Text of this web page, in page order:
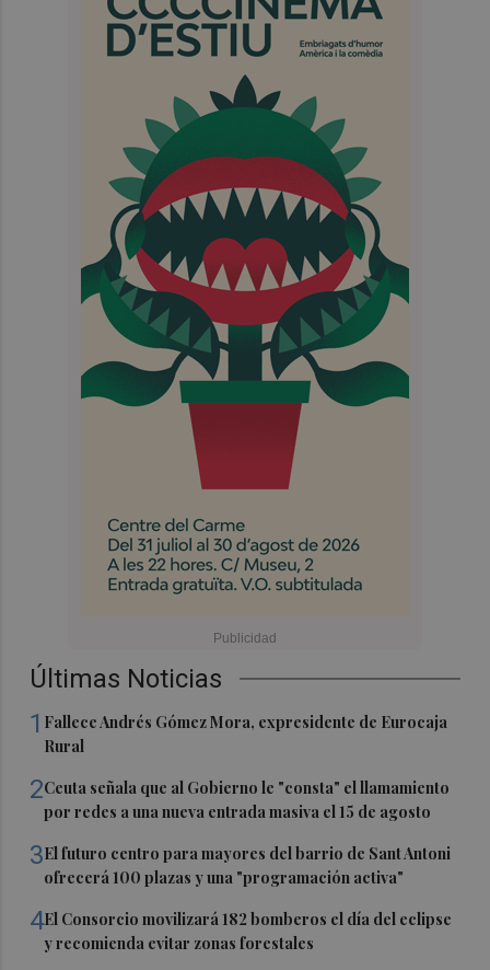
Últimas Noticias
1 Fallece Andrés Gómez Mora, expresidente de Eurocaja
Rural
2Ceuta señala que al Gobierno le "consta" el llamamiento
por redes a una nueva entrada masiva el 15 de agosto
3El futuro centro para mayores del barrio de Sant Antoni
ofrecerá 100 plazas y una "programación activa"
4El Consorcio movilizará 182 bomberos el día del eclipse
y recomienda evitar zonas forestales